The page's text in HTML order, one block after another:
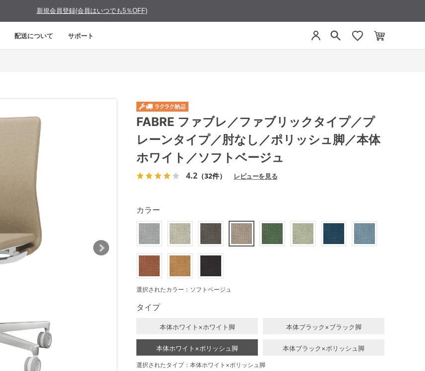
新規会員登録(会員はいつでも5％OFF)
配送について サポート
FABRE ファブレ／ファブリックタイプ／プ
レーンタイプ／肘なし／ポリッシュ脚／本体
ホワイト／ソフトベージュ
4.2 （32件） レビューを見る
カラー
選択されたカラー：ソフトベージュ
タイプ
本体ホワイト×ホワイト脚 本体ブラック×ブラック脚
本体ホワイト×ポリッシュ脚 本体ブラック×ポリッシュ脚
選択されたタイプ：本体ホワイト×ポリッシュ脚